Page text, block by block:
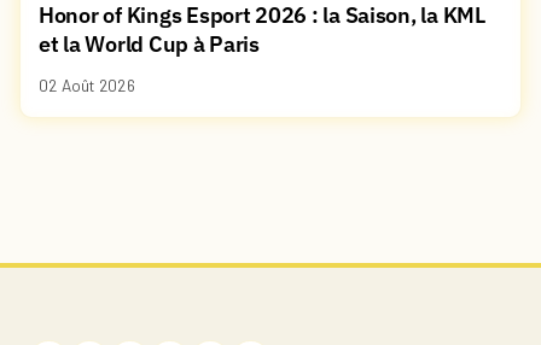
Honor of Kings Esport 2026 : la Saison, la KML
et la World Cup à Paris
02 Août 2026